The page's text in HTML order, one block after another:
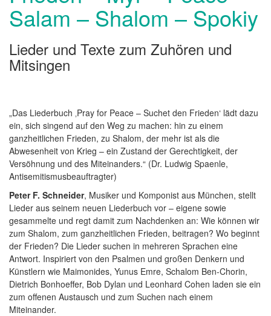
Salam – Shalom – Spokiy
Lieder und Texte zum Zuhören und
Mitsingen
„Das Liederbuch ‚Pray for Peace – Suchet den Frieden‘ lädt dazu
ein, sich singend auf den Weg zu machen: hin zu einem
ganzheitlichen Frieden, zu Shalom, der mehr ist als die
Abwesenheit von Krieg – ein Zustand der Gerechtigkeit, der
Versöhnung und des Miteinanders.“ (Dr. Ludwig Spaenle,
Antisemitismusbeauftragter)
Peter F. Schneider, Musiker und Komponist aus München, stellt
Lieder aus seinem neuen Liederbuch vor – eigene sowie
gesammelte und regt damit zum Nachdenken an: Wie können wir
zum Shalom, zum ganzheitlichen Frieden, beitragen? Wo beginnt
der Frieden? Die Lieder suchen in mehreren Sprachen eine
Antwort. Inspiriert von den Psalmen und großen Denkern und
Künstlern wie Maimonides, Yunus Emre, Schalom Ben-Chorin,
Dietrich Bonhoeffer, Bob Dylan und Leonhard Cohen laden sie ein
zum offenen Austausch und zum Suchen nach einem
Miteinander.